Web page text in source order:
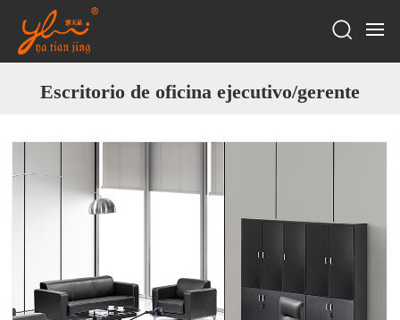
Escritorio de oficina ejecutivo/gerente